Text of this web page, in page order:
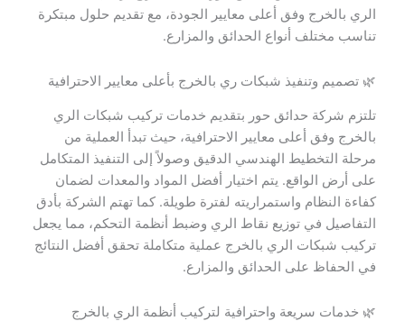
الري بالخرج وفق أعلى معايير الجودة، مع تقديم حلول مبتكرة
تناسب مختلف أنواع الحدائق والمزارع.
🌿 تصميم وتنفيذ شبكات ري بالخرج بأعلى معايير الاحترافية
تلتزم شركة حدائق حور بتقديم خدمات تركيب شبكات الري
بالخرج وفق أعلى معايير الاحترافية، حيث تبدأ العملية من
مرحلة التخطيط الهندسي الدقيق وصولاً إلى التنفيذ المتكامل
على أرض الواقع. يتم اختيار أفضل المواد والمعدات لضمان
كفاءة النظام واستمراريته لفترة طويلة. كما تهتم الشركة بأدق
التفاصيل في توزيع نقاط الري وضبط أنظمة التحكم، مما يجعل
تركيب شبكات الري بالخرج عملية متكاملة تحقق أفضل النتائج
في الحفاظ على الحدائق والمزارع.
🌿 خدمات سريعة واحترافية لتركيب أنظمة الري بالخرج